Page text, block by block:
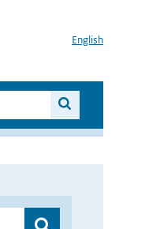
English